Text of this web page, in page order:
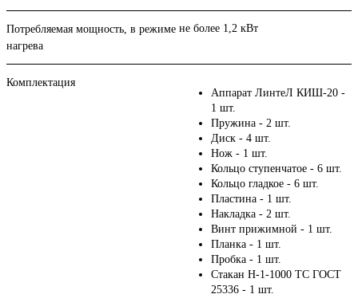
Потребляемая мощность, в режиме
нагрева
не более 1,2 кВт
Комплектация
Аппарат ЛинтеЛ КИШ-20 -
1 шт.
Пружина - 2 шт.
Диск - 4 шт.
Нож - 1 шт.
Кольцо ступенчатое - 6 шт.
Кольцо гладкое - 6 шт.
Пластина - 1 шт.
Накладка - 2 шт.
Винт прижимной - 1 шт.
Планка - 1 шт.
Пробка - 1 шт.
Стакан Н-1-1000 ТС ГОСТ
25336 - 1 шт.